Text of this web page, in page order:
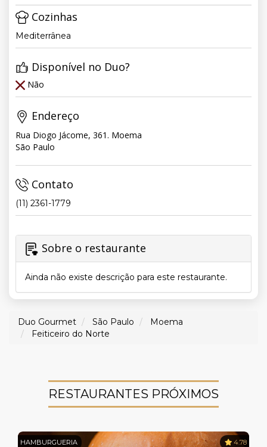
Cozinhas
Mediterrânea
Disponível no Duo?
Não
Endereço
Rua Diogo Jácome, 361. Moema
São Paulo
Contato
(11) 2361-1779
Sobre o restaurante
Ainda não existe descrição para este restaurante.
Duo Gourmet São Paulo
Moema
Feiticeiro do Norte
RESTAURANTES PRÓXIMOS
HAMBURGUERIA 4.78